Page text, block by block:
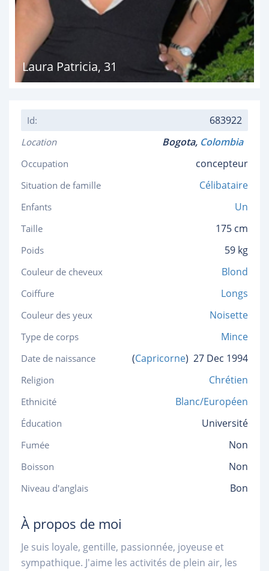
Laura Patricia, 31
Id: 683922
Location Bogota, Colombia
Occupation concepteur
Situation de famille Célibataire
Enfants Un
Taille 175 cm
Poids 59 kg
Couleur de cheveux Blond
Coiffure Longs
Couleur des yeux Noisette
Type de corps Mince
Date de naissance (Capricorne) 27 Dec 1994
Religion Chrétien
Ethnicité Blanc/Européen
Éducation Université
Fumée Non
Boisson Non
Niveau d'anglais Bon
À propos de moi
Je suis loyale, gentille, passionnée, joyeuse et
sympathique. J'aime les activités de plein air, les